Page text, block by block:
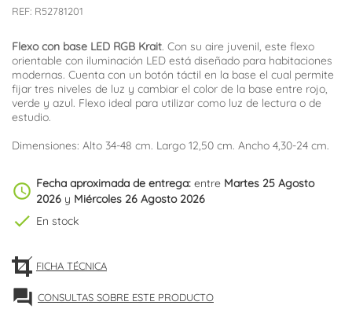
REF: R52781201
Flexo con base LED RGB Krait. Con su aire juvenil, este flexo
orientable con iluminación LED está diseñado para habitaciones
modernas. Cuenta con un botón táctil en la base el cual permite
fijar tres niveles de luz y cambiar el color de la base entre rojo,
verde y azul. Flexo ideal para utilizar como luz de lectura o de
estudio.
Dimensiones: Alto 34-48 cm. Largo 12,50 cm. Ancho 4,30-24 cm.
schedule Fecha aproximada de entrega: entre Martes 25 Agosto
2026 y Miércoles 26 Agosto 2026
check En stock
FICHA TÉCNICA
forum CONSULTAS SOBRE ESTE PRODUCTO